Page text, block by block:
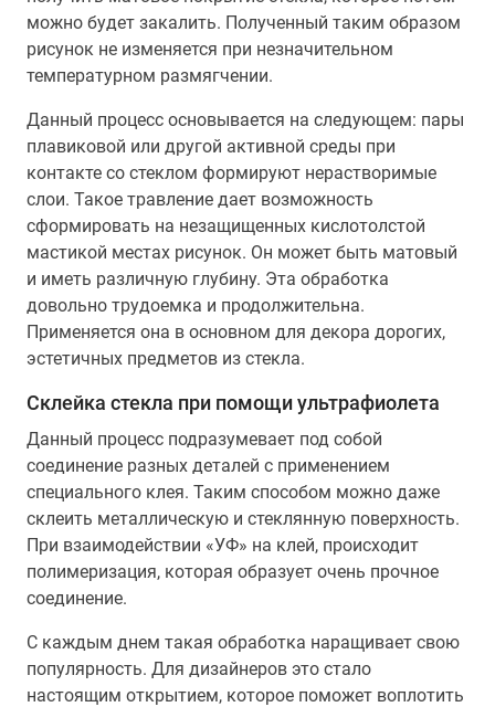
можно будет закалить. Полученный таким образом
рисунок не изменяется при незначительном
температурном размягчении.
Данный процесс основывается на следующем: пары
плавиковой или другой активной среды при
контакте со стеклом формируют нерастворимые
слои. Такое травление дает возможность
сформировать на незащищенных кислотолстой
мастикой местах рисунок. Он может быть матовый
и иметь различную глубину. Эта обработка
довольно трудоемка и продолжительна.
Применяется она в основном для декора дорогих,
эстетичных предметов из стекла.
Склейка стекла при помощи ультрафиолета
Данный процесс подразумевает под собой
соединение разных деталей с применением
специального клея. Таким способом можно даже
склеить металлическую и стеклянную поверхность.
При взаимодействии «УФ» на клей, происходит
полимеризация, которая образует очень прочное
соединение.
С каждым днем такая обработка наращивает свою
популярность. Для дизайнеров это стало
настоящим открытием, которое поможет воплотить